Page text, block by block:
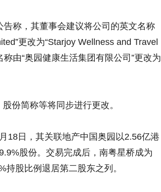
称，其董事会建议将公司的英文名称
更改为“Starjoy Wellness and Travel
由“奥园健康生活集团有限公司”更改为
份简称等将同步进行更改。
18日，其关联地产中国奥园以2.56亿港
股份。交易完成后，南粤星桥成为
股比例退居第二股东之列。